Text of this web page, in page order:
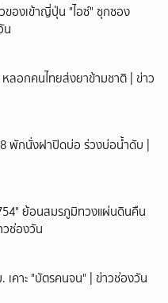
ของเข้าญี่ปุ่น "ไอซ์" ซุกซอง
น
ลอกคนไทยส่งยาข้ามชาติ | ข่าว
พักนั่งฝาปิดบ่อ ร่วงบ่อน้ำดับ |
ย้อนสมรภูมิทวงแผ่นดินคืน
ช่องวัน
เคาะ "บัตรคนจน" | ข่าวช่องวัน